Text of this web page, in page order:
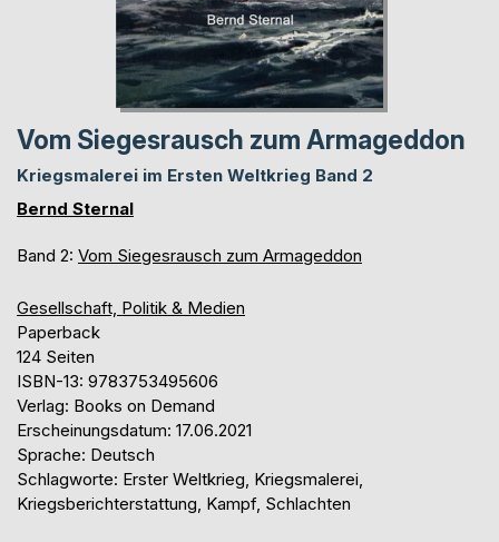
Vom Siegesrausch zum Armageddon
Kriegsmalerei im Ersten Weltkrieg Band 2
Bernd Sternal
Band 2: Vom Siegesrausch zum Armageddon
Gesellschaft, Politik & Medien
Paperback
124 Seiten
ISBN-13: 9783753495606
Verlag: Books on Demand
Erscheinungsdatum: 17.06.2021
Sprache: Deutsch
Schlagworte: Erster Weltkrieg, Kriegsmalerei,
Kriegsberichterstattung, Kampf, Schlachten